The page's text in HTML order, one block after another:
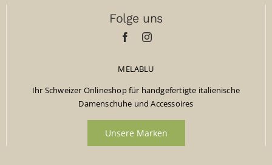
Folge uns
MELABLU
Ihr Schweizer Onlineshop für handgefertigte italienische
Damenschuhe und Accessoires
Unsere Marken